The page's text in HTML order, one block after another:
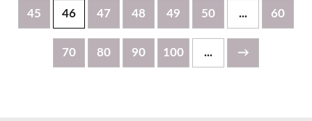
45 46 47 48 49 50 ... 60
70 80 90 100 ... →